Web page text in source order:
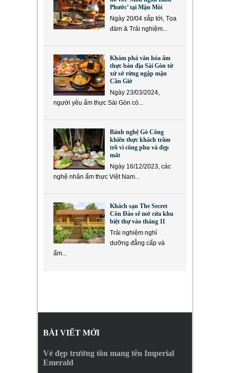
Phước’ tại Mặn Mòi
Ngày 20/04 sắp tới, Tọa
đàm & Trải nghiệm...
Khám phá văn hóa ẩm
thực bản địa Sài Gòn từ
xứ sở rừng ngập mặn
Cần Giờ
Ngày 23/03/2024,
người yêu ẩm thực Sài Gòn có...
Bánh nghệ Gò Công
khiến thực khách trầm
trồ vì công phu và đẹp
mắt
Ngày 16/12/2023, các
nghệ nhân ẩm thực Việt Nam...
Khách sạn The Secret
Côn Đảo sẽ mở cửa khu
biệt thự vào tháng 11
Trải nghiệm nghỉ
dưỡng đẳng cấp và
ẩm...
BÀI VIẾT MỚI
Vẻ đẹp trường tồn mang tên Imperial
Emerald